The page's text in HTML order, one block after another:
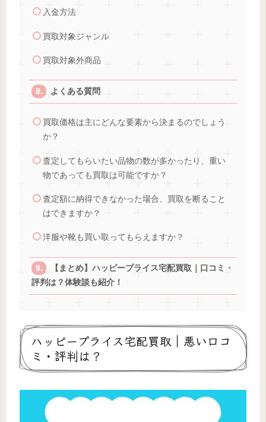
入金方法
買取対象ジャンル
買取対象外商品
よくある質問
買取価格は主にどんな要素から決まるのでしょう
か？
査定してもらいたい品物の数が多かったり、重い
物であっても買取は可能ですか？
査定額に納得できなかった場合、買取を断ること
はできますか？
洋服や靴も買い取ってもらえますか？
【まとめ】ハッピープライス宅配買取｜口コミ・
評判は？体験談も紹介！
ハッピープライス宅配買取｜悪い口コ
ミ・評判は？